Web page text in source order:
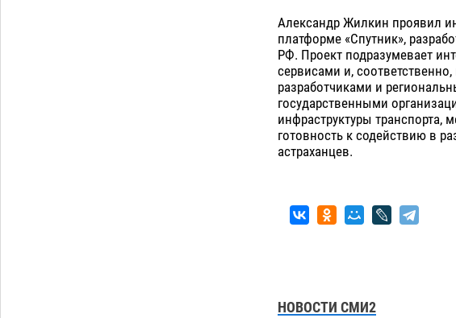
Александр Жилкин проявил
платформе «Спутник»,
РФ. Проект подразумевает
сервисами и,
разработчиками и
государственными
инфраструктуры транспорта,
готовность к содействию в
астраханцев.
НОВОСТИ СМИ2